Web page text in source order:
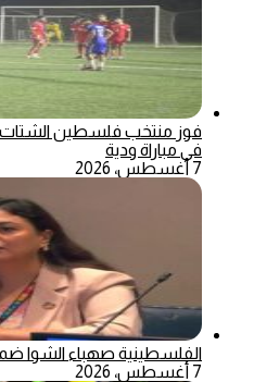
فوز منتخب فلسطين الشتات
في مباراة ودية
7 أغسطس، 2026
الفلسطينية صهباء الشوا
7 أغسطس، 2026